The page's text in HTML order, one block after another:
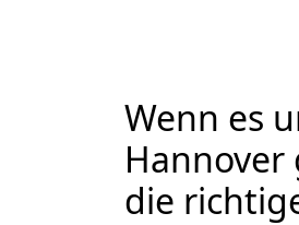
Wenn es
Hannover
die